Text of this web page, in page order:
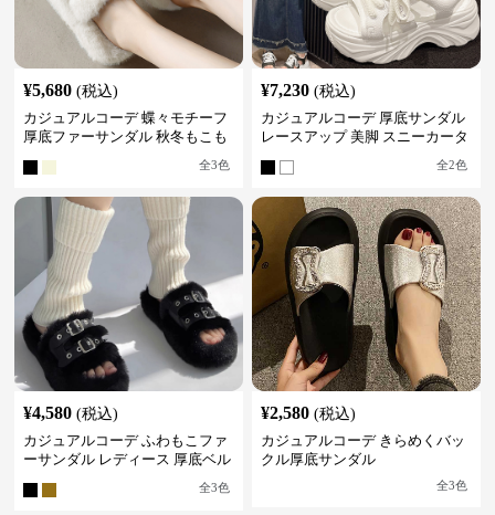
¥5,680 (税込)
カジュアルコーデ 蝶々モチーフ
厚底ファーサンダル 秋冬もこも
全3色
¥7,230 (税込)
カジュアルコーデ 厚底サンダル
レースアップ 美脚 スニーカータ
全2色
¥4,580 (税込)
カジュアルコーデ ふわもこファ
ーサンダル レディース 厚底ベル
全3色
¥2,580 (税込)
カジュアルコーデ きらめくバッ
クル厚底サンダル
全3色